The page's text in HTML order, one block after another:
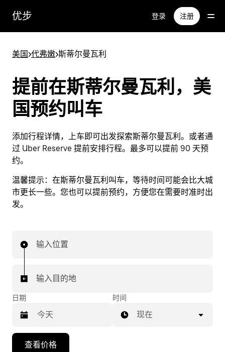
优步 登录 注册
美国>代弗嫩>斯蒂尔曼瓦利
提前在斯蒂尔曼瓦利，美
国预约叫车
添加行程详情，上车即可出发探索斯蒂尔曼瓦利。或者通
过 Uber Reserve 提前安排行程。最多可以提前 90 天预
约。
温馨提示： 在斯蒂尔曼瓦利叫车，等待时间可能会比大城
市更长一些。您也可以提前预约，方便您在需要时准时出
发。
输入位置
输入目的地
日期 时间
现在
查看价格